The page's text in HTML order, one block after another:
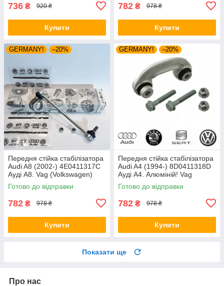
736 ₴ 920 ₴
Купити
782 ₴ 978 ₴
Купити
GERMANY! –20%
Передня стійка стабілізатора
Audi A8 (2002-) 4E0411317C
Ауді А8. Vag (Volkswagen)
Готово до відправки
782 ₴ 978 ₴
Купити
GERMANY! –20%
Передня стійка стабілізатора
Audi A4 (1994-) 8D0411318D
Ауді А4. Алюміній! Vag
(Volkswagen)
Готово до відправки
782 ₴ 978 ₴
Купити
Показати ще
Про нас